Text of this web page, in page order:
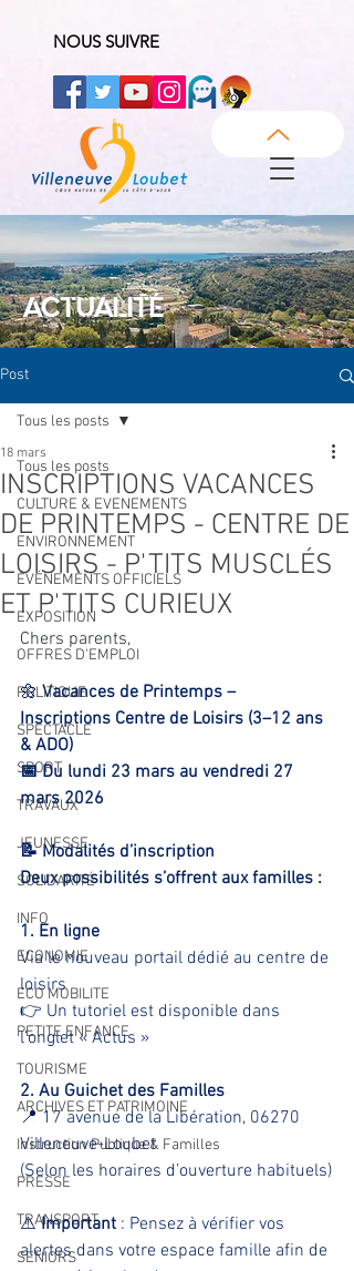
NOUS SUIVRE
ACTUALITÉ
Post
Tous les posts
CULTURE & EVENEMENTS
ENVIRONNEMENT
ÉVÉNEMENTS OFFICIELS
EXPOSITION
OFFRES D'EMPLOI
POLITIQUE
SPECTACLE
SPORT
TRAVAUX
JEUNESSE
SOLIDARITÉ
INFO
ECONOMIE
ECO MOBILITE
PETITE ENFANCE
TOURISME
ARCHIVES ET PATRIMOINE
Instruction Publique & Familles
PRESSE
TRANSPORT
SENIORS
Tous les posts
INSCRIPTIONS VACANCES
DE PRINTEMPS - CENTRE DE
LOISIRS - P'TITS MUSCLÉS
ET P'TITS CURIEUX
18 mars
Chers parents,
🌼 Vacances de Printemps –
Inscriptions Centre de Loisirs (3–12 ans
& ADO)
📅 Du lundi 23 mars au vendredi 27
mars 2026
📝 Modalités d’inscription
Deux possibilités s’offrent aux familles :
1. En ligne
Via le nouveau portail dédié au centre de
loisirs
👉 Un tutoriel est disponible dans
l’onglet « Actus »
2. Au Guichet des Familles
📍 17 avenue de la Libération, 06270
Villeneuve-Loubet
(Selon les horaires d’ouverture habituels)
⚠️ Important : Pensez à vérifier vos
alertes dans votre espace famille afin de